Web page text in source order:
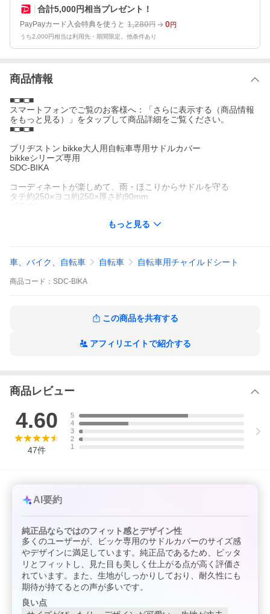
合計5,000円相当プレゼント！
PayPayカード入会特典を使うと 1,280円 0円
うち2,000円相当は利用先・期間限定。他条件あり
商品情報
■□■□■
スマートフォンでご覧のお客様へ：「さらに表示する（商品情報
をもっと見る）」をタップして商品詳細をご覧ください。
■□■□■
ブリヂストン bikke大人用自転車専用サドルカバー
bikkeシリーズ専用
SDC-BIKA
コーディネートが楽しめて、雨・ほこりからサドルを守る
タテ約250×ヨコ約250×厚さ約90mm
●サドルの汚れ防止・ほこりよけに。
ント・お祝いにも
もっと見る
車、バイク、自転車 自転車 自転車用チャイルドシート
商品 コード： SDC-BIKA
この商品を共有する
アフィリエイトで紹介する
商品レビュー
4.60
47件
5
4
3
2
1
AI要約
純正品ならではのフィット感とデザイン性
多くのユーザーが、ビッケ専用のサドルカバーのサイズ感
やデザインに満足しています。純正品であるため、ピッタ
リとフィットし、見た目も美しく仕上がる点が高く評価さ
れています。また、生地がしっかりしており、耐久性にも
期待が持てるとの声が多いです。
良い点